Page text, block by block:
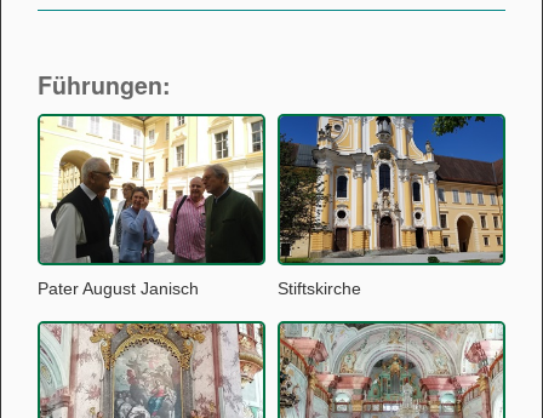
Führungen:
Pater August Janisch Stiftskirche